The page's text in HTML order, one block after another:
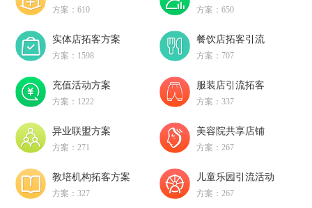
方案：610 方案：650
实体店拓客方案
方案：1598
餐饮店拓客引流
方案：707
充值活动方案
方案：1222
服装店引流拓客
方案：337
异业联盟方案
方案：271
美容院共享店铺
方案：267
教培机构拓客方案
方案：327
儿童乐园引流活动
方案：267